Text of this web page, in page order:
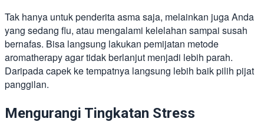
Tak hanya untuk penderita asma saja, melainkan juga Anda
yang sedang flu, atau mengalami kelelahan sampai susah
bernafas. Bisa langsung lakukan pemijatan metode
aromatherapy agar tidak berlanjut menjadi lebih parah.
Daripada capek ke tempatnya langsung lebih baik pilih pijat
panggilan.
Mengurangi Tingkatan Stress